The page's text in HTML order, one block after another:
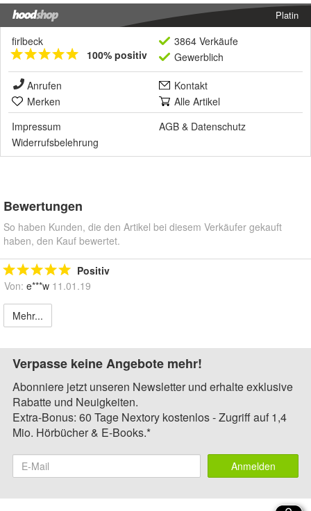
Platin
firlbeck
100% positiv
3864 Verkäufe
Gewerblich
Anrufen
Kontakt
Merken
Alle Artikel
Impressum
AGB & Datenschutz
Widerrufsbelehrung
Bewertungen
So haben Kunden, die den Artikel bei diesem Verkäufer gekauft
haben, den Kauf bewertet.
Positiv
Von: e***w 11.01.19
Mehr...
Verpasse keine Angebote mehr!
Abonniere jetzt unseren Newsletter und erhalte exklusive
Rabatte und Neuigkeiten.
Extra-Bonus: 60 Tage Nextory kostenlos - Zugriff auf 1,4
Mio. Hörbücher & E-Books.*
Anmelden